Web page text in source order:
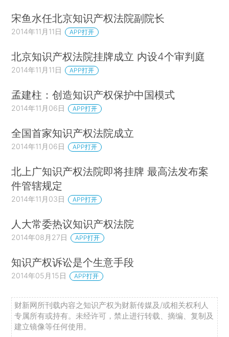
宋鱼水任北京知识产权法院副院长
2014年11月11日 APP打开
北京知识产权法院挂牌成立 内设4个审判庭
2014年11月11日 APP打开
孟建柱：创造知识产权保护中国模式
2014年11月06日 APP打开
全国首家知识产权法院成立
2014年11月06日 APP打开
北上广知识产权法院即将挂牌 最高法发布案
件管辖规定
2014年11月03日 APP打开
人大常委热议知识产权法院
2014年08月27日 APP打开
知识产权诉讼是个生意手段
2014年05月15日 APP打开
财新网所刊载内容之知识产权为财新传媒及/或相关权利人
专属所有或持有。未经许可，禁止进行转载、摘编、复制及
建立镜像等任何使用。